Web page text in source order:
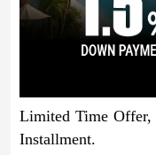
Limited Time
Installment.